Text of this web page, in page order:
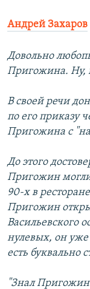
Андрей Захаров
Довольно
Пригожина. Ну,
В своей речи
по его приказу
Пригожина с
До этого
Пригожин могли
90-х в
Пригожин
Васильевского
нулевых, он уже
есть буквально
"Знал